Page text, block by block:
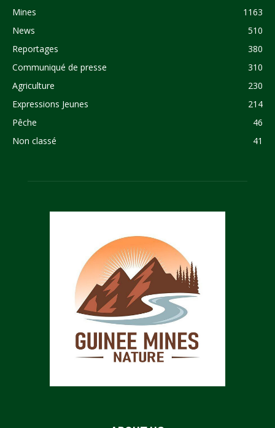
Mines
1163
News
510
Reportages
380
Communiqué de presse
310
Agriculture
230
Expressions Jeunes
214
Pêche
46
Non classé
41